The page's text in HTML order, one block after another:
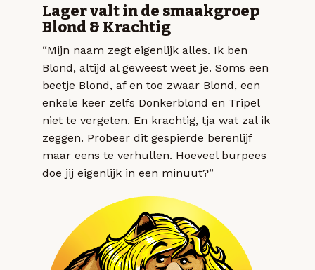
Lager valt in de smaakgroep
Blond & Krachtig
“Mijn naam zegt eigenlijk alles. Ik ben
Blond, altijd al geweest weet je. Soms een
beetje Blond, af en toe zwaar Blond, een
enkele keer zelfs Donkerblond en Tripel
niet te vergeten. En krachtig, tja wat zal ik
zeggen. Probeer dit gespierde berenlijf
maar eens te verhullen. Hoeveel burpees
doe jij eigenlijk in een minuut?”